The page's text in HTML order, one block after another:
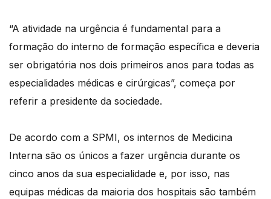
“A atividade na urgência é fundamental para a
formação do interno de formação específica e deveria
ser obrigatória nos dois primeiros anos para todas as
especialidades médicas e cirúrgicas”, começa por
referir a presidente da sociedade.
De acordo com a SPMI, os internos de Medicina
Interna são os únicos a fazer urgência durante os
cinco anos da sua especialidade e, por isso, nas
equipas médicas da maioria dos hospitais são também